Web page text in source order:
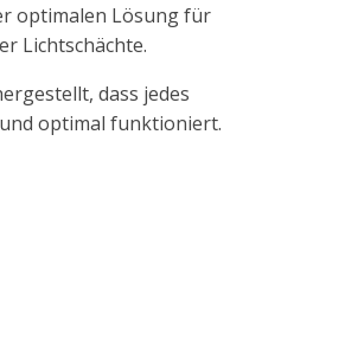
optimalen Lösung für
Lichtschächte.
dass jedes
optimal funktioniert.